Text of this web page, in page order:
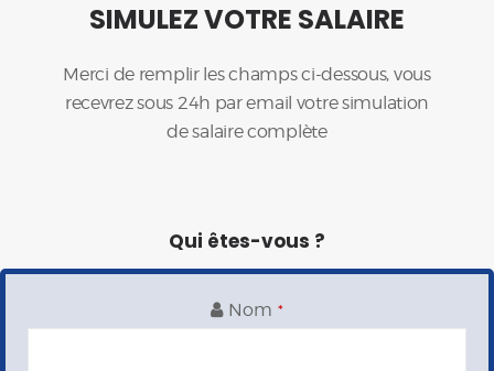
SIMULEZ VOTRE SALAIRE
Merci de remplir les champs ci-dessous, vous
recevrez sous 24h par email votre simulation
de salaire complète
Qui êtes-vous ?
Nom *